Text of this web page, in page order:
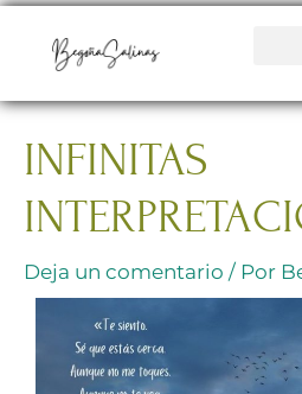
INFINITAS
Deja un comentario / Por